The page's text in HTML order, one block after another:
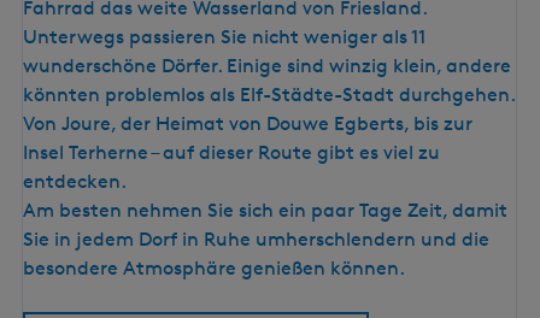
a
n
d
f
-
D
ö
r
f
e
r
-
R
Fahrrad das weite Wasserland von Friesland.
Unterwegs passieren Sie nicht weniger als 11
wunderschöne Dörfer. Einige sind winzig klein, andere
könnten problemlos als Elf-Städte-Stadt durchgehen.
Von Joure, der Heimat von Douwe Egberts, bis zur
Insel Terherne – auf dieser Route gibt es viel zu
entdecken.
Am besten nehmen Sie sich ein paar Tage Zeit, damit
Sie in jedem Dorf in Ruhe umherschlendern und die
besondere Atmosphäre genießen können.